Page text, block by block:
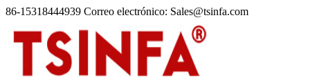
86-15318444939 Correo electrónico: Sales@tsinfa.com